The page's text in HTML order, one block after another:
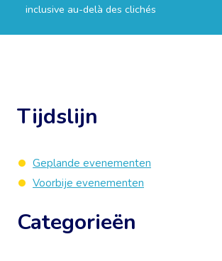
inclusive au-delà des clichés
Tijdslijn
Geplande evenementen
Voorbije evenementen
Categorieën